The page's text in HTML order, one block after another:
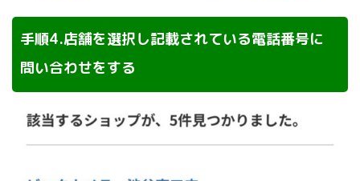
手順4.店舗を選択し記載されている電話番号に
問い合わせをする